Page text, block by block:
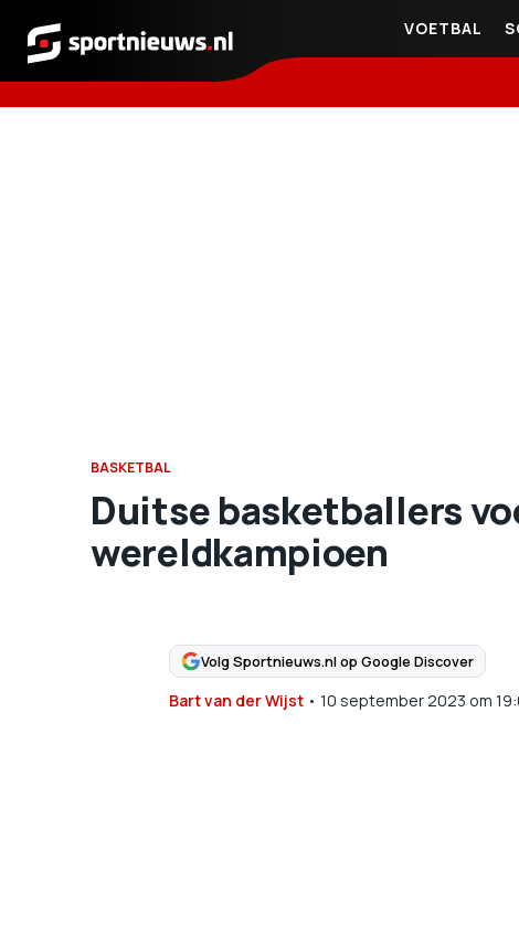
Sportnieuws.nl
VOETBAL
BASKETBAL
Duitse basketballers
wereldkampioen
Volg Sportnieuws.nl op Google Discover
Bart van der Wijst• 10 september 2023 om